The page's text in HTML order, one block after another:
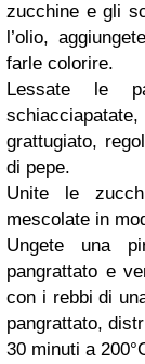
zucchine e gli
l’olio,
farle colorire.
Lessate le
grattugiato,
di pepe.
Unite le
mescolate in
Ungete una
pangrattato e
con i rebbi di
pangrattato,
30 minuti a